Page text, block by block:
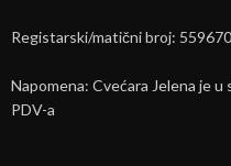
Registarski/matični broj:
Napomena: Cvećara Jelena je u
PDV-a